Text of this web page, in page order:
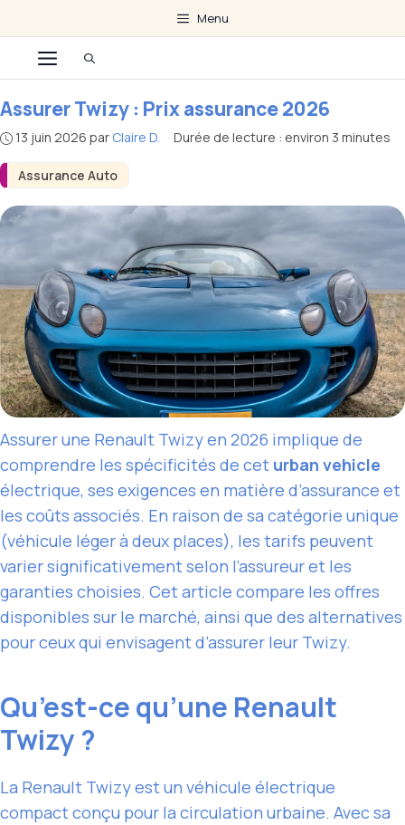
au
contenu
Menu
Menu
Assurance Auto
Assurer Twizy : Prix assurance 2026
13 juin 2026 par Claire D. · Durée de lecture : environ 3 minutes
Assurer une Renault Twizy en 2026 implique de
comprendre les spécificités de cet urban vehicle
électrique, ses exigences en matière d’assurance et
les coûts associés. En raison de sa catégorie unique
(véhicule léger à deux places), les tarifs peuvent
varier significativement selon l’assureur et les
garanties choisies. Cet article compare les offres
disponibles sur le marché, ainsi que des alternatives
pour ceux qui envisagent d’assurer leur Twizy.
Qu’est-ce qu’une Renault
Twizy ?
La Renault Twizy est un véhicule électrique
compact conçu pour la circulation urbaine. Avec sa